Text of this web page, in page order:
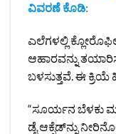
ವಿವರಣೆ ಕೊಡಿ:
ಎಲೆಗಳಲ್ಲಿ
ಆಹಾರವನ್ನು
ಬಳಸುತ್ತವೆ. ಈ ಕ್ರಿಯೆ
“ಸೂರ್ಯನ ಬೆಳಕು
ಡೈ ಆಕ್ಸೆಡ್‌ನ್ನು